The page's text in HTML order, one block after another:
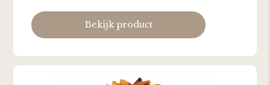
Bekijk product